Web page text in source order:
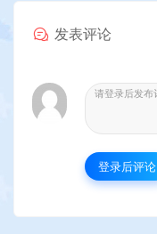
发表评论
登录后评论